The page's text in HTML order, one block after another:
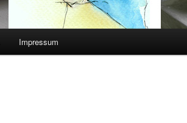
Impressum